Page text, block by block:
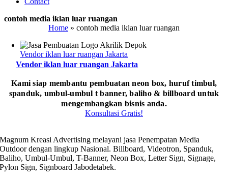
contoh media iklan luar ruangan
Home » contoh media iklan luar ruangan
Vendor iklan luar ruangan Jakarta
Vendor iklan luar ruangan Jakarta
Kami siap membantu pembuatan neon box, huruf timbul,
spanduk, umbul-umbul t banner, baliho & billboard untuk
mengembangkan bisnis anda.
Konsultasi Gratis!
Magnum Kreasi Advertising melayani jasa Penempatan Media
Outdoor dengan lingkup Nasional. Billboard, Videotron, Spanduk,
Baliho, Umbul-Umbul, T-Banner, Neon Box, Letter Sign, Signage,
Pylon Sign, Signboard Jabodetabek.